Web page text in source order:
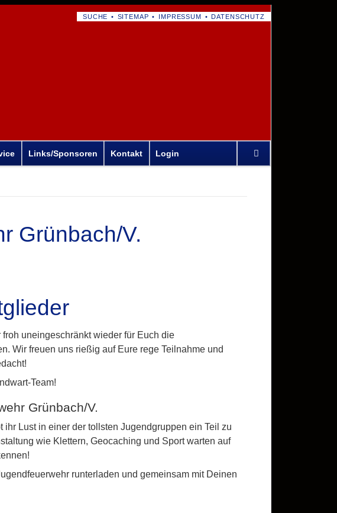
NAVIGATION
SUCHE SITEMAP IMPRESSUM DATENSCHUTZ
überspringen
Links/Sponsoren Kontakt Login
Grünbach/V.
uneingeschränkt wieder für Euch die
Wir freuen uns rießig auf Eure rege Teilnahme und
Team!
Grünbach/V.
Lust in einer der tollsten Jugendgruppen ein Teil zu
wie Klettern, Geocaching und Sport warten auf
runterladen und gemeinsam mit Deinen